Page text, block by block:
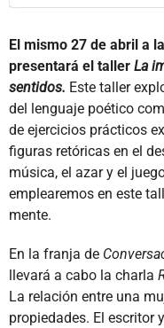
El mismo 27 de abril a
presentará el taller La
sentidos. Este taller
del lenguaje poético
de ejercicios prácticos
figuras retóricas en el
música, el azar y el
emplearemos en este
mente.
En la franja de
llevará a cabo la charla
La relación entre una
propiedades. El escritor